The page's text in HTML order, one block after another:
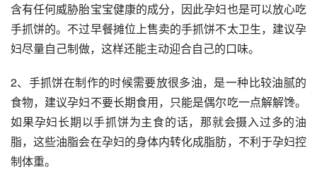
含有任何威胁胎宝宝健康的成分，因此孕妇也是可以放心吃
手抓饼的。不过早餐摊位上售卖的手抓饼不太卫生，建议孕
妇尽量自己制做，这样还能主动迎合自己的口味。
2、手抓饼在制作的时候需要放很多油，是一种比较油腻的
食物，建议孕妇不要长期食用，只能是偶尔吃一点解解馋。
如果孕妇长期以手抓饼为主食的话，那就会摄入过多的油
脂，这些油脂会在孕妇的身体内转化成脂肪，不利于孕妇控
制体重。